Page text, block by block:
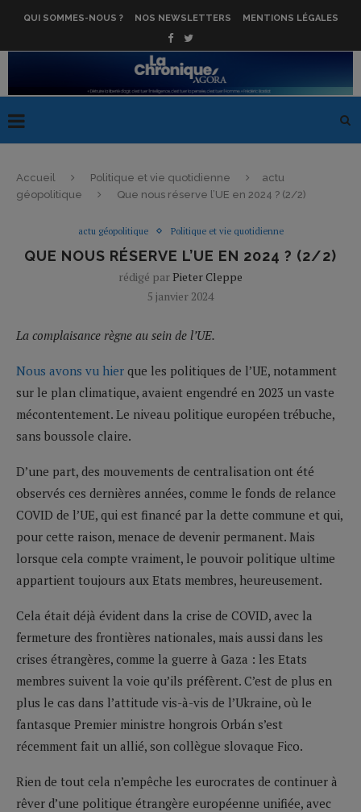
QUI SOMMES-NOUS ? NOS NEWSLETTERS MENTIONS LÉGALES
Accueil Politique et vie quotidienne
actu
géopolitique
Que nous réserve l’UE en 2024 ? (2/2)
actu géopolitique Politique et vie quotidienne
QUE NOUS RÉSERVE L’UE EN 2024 ? (2/2)
rédigé par Pieter Cleppe
5 janvier 2024
La complaisance règne au sein de l’UE.
Nous avons vu hier que les politiques de l’UE, notamment
sur le plan climatique, avaient engendré en 2023 un vaste
mécontentement. Le niveau politique européen trébuche,
sans boussole claire.
D’une part, des mouvements de centralisation ont été
observés ces dernières années, comme le fonds de relance
COVID de l’UE, qui est financé par la dette commune et qui,
pour cette raison, menace de devenir permanent. Mais
lorsque cela compte vraiment, le pouvoir politique ultime
appartient toujours aux Etats membres, heureusement.
Cela était déjà évident dans la crise de COVID, avec la
fermeture des frontières nationales, mais aussi dans les
crises étrangères, comme la guerre à Gaza : les Etats
membres suivent la voie qu’ils préfèrent. C’est de plus en
plus le cas dans l’attitude vis-à-vis de l’Ukraine, où le
fantasque Premier ministre hongrois Orbán s’est
récemment fait un allié, son collègue slovaque Fico.
Rien de tout cela n’empêche les eurocrates de continuer à
rêver d’une politique étrangère européenne unifiée, avec